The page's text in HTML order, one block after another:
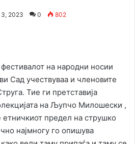
2023 0 802
на народни носии
Сад учествуваа и членовите
Тие ги претставија
на Љупчо Милошески ,
предел на струшко
најмногу го опишува